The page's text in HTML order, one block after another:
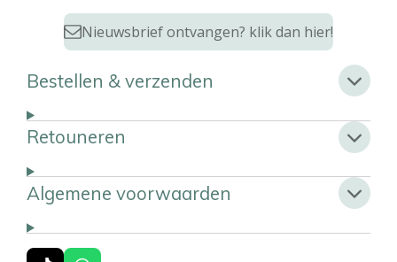
Nieuwsbrief ontvangen? klik dan hier!
Bestellen & verzenden
Retouneren
Algemene voorwaarden